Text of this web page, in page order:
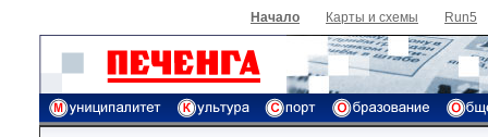
Начало Карты и схемы Run5